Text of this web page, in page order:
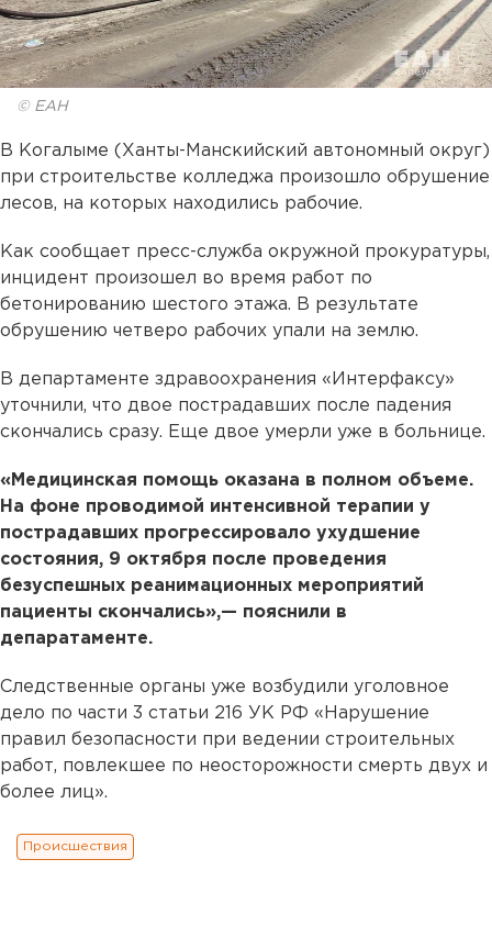
© ЕАН
В Когалыме (Ханты-Манскийский автономный округ)
при строительстве колледжа произошло обрушение
лесов, на которых находились рабочие.
Как сообщает пресс-служба окружной прокуратуры,
инцидент произошел во время работ по
бетонированию шестого этажа. В результате
обрушению четверо рабочих упали на землю.
В департаменте здравоохранения «Интерфаксу»
уточнили, что двое пострадавших после падения
скончались сразу. Еще двое умерли уже в больнице.
«Медицинская помощь оказана в полном объеме.
На фоне проводимой интенсивной терапии у
пострадавших прогрессировало ухудшение
состояния, 9 октября после проведения
безуспешных реанимационных мероприятий
пациенты скончались»,— пояснили в
депаратаменте.
Следственные органы уже возбудили уголовное
дело по части 3 статьи 216 УК РФ «Нарушение
правил безопасности при ведении строительных
работ, повлекшее по неосторожности смерть двух и
более лиц».
Происшествия